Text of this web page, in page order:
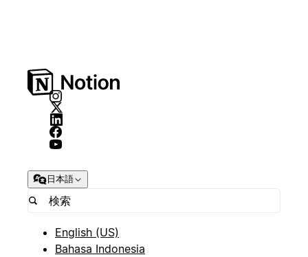
日本語
English (US)
Bahasa Indonesia